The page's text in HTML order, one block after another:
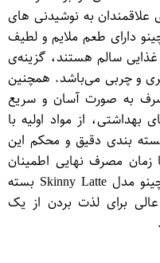
به نوشیدنی های
دارای طعم ملایم و لطیف
غذایی سالم هستند، گزینه‌ی
و چربی می‌باشد. همچنین
به صورت آسان و سریع
بهداشتی، از مواد اولیه با
بندی دقیق و محکم این
مصرف نهایی اطمینان
حاصل می‌کند. از این رو، پودر کاپوچینو مدل Skinny Latte بسته
عالی برای لذت بردن از یک